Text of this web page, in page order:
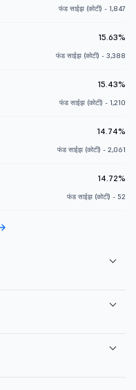
फंड साईझ (कोटी) - 1,847
15.63%
फंड साईझ (कोटी) - 3,388
15.43%
फंड साईझ (कोटी) - 1,210
14.74%
फंड साईझ (कोटी) - 2,061
14.72%
फंड साईझ (कोटी) - 52